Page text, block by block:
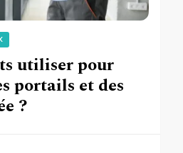
utiliser pour
portails et des
?